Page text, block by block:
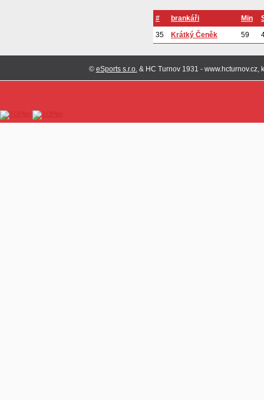
# brankáři Min
35
Krátký Čeněk 59
© eSports s.r.o.& HC Turnov 1931 -